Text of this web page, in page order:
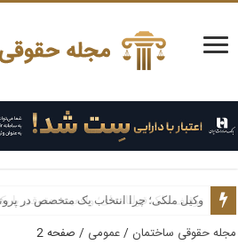
وکیل ملکی؛ چرا انتخاب یک متخصص در
مجله حقوقی ساختمان/عمومی / صفحه 2